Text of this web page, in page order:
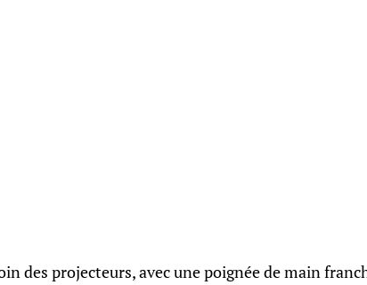
des projecteurs, avec une poignée de main